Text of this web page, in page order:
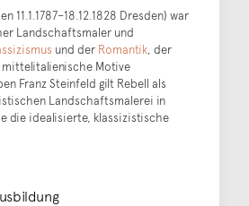
11.1.1787–18.12.1828 Dresden) war
Landschaftsmaler und
und der Romantik, der
Motive
Franz Steinfeld gilt Rebell als
Landschaftsmalerei in
die idealisierte, klassizistische